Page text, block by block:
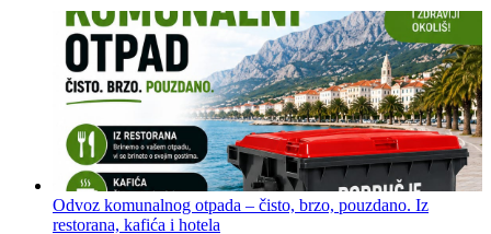
Odvoz komunalnog otpada – čisto, brzo, pouzdano. Iz
restorana, kafića i hotela